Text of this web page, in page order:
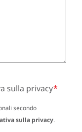
sulla privacy
secondo
sulla privacy.